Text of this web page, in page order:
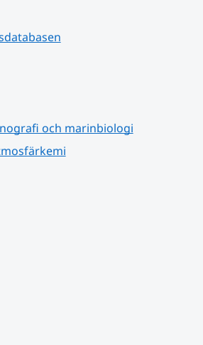
webbplats.
och marinbiologi
webbplats.
webbplats.